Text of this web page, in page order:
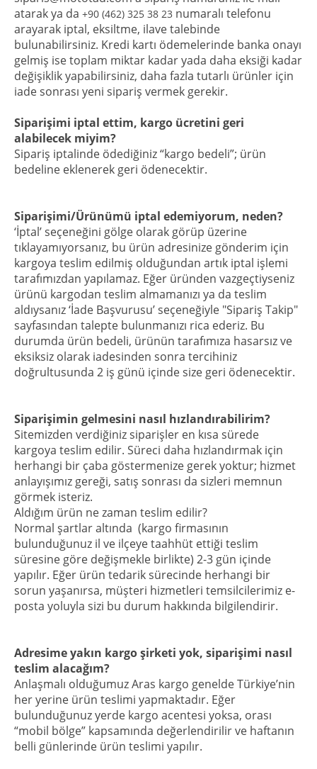
atarak ya da +90 (462) 325 38 23 numaralı telefonu
arayarak iptal, eksiltme, ilave talebinde
bulunabilirsiniz. Kredi kartı ödemelerinde banka onayı
gelmiş ise toplam miktar kadar yada daha eksiği kadar
değişiklik yapabilirsiniz, daha fazla tutarlı ürünler için
iade sonrası yeni sipariş vermek gerekir.
Siparişimi iptal ettim, kargo ücretini geri
alabilecek miyim?
Sipariş iptalinde ödediğiniz “kargo bedeli”; ürün
bedeline eklenerek geri ödenecektir.
Siparişimi/Ürünümü iptal edemiyorum, neden?
‘İptal’ seçeneğini gölge olarak görüp üzerine
tıklayamıyorsanız, bu ürün adresinize gönderim için
kargoya teslim edilmiş olduğundan artık iptal işlemi
tarafımızdan yapılamaz. Eğer üründen vazgeçtiyseniz
ürünü kargodan teslim almamanızı ya da teslim
aldıysanız ‘İade Başvurusu’ seçeneğiyle "Sipariş Takip"
sayfasından talepte bulunmanızı rica ederiz. Bu
durumda ürün bedeli, ürünün tarafımıza hasarsız ve
eksiksiz olarak iadesinden sonra tercihiniz
doğrultusunda 2 iş günü içinde size geri ödenecektir.
Siparişimin gelmesini nasıl hızlandırabilirim?
Sitemizden verdiğiniz siparişler en kısa sürede
kargoya teslim edilir. Süreci daha hızlandırmak için
herhangi bir çaba göstermenize gerek yoktur; hizmet
anlayışımız gereği, satış sonrası da sizleri memnun
görmek isteriz.
Aldığım ürün ne zaman teslim edilir?
Normal şartlar altında (kargo firmasının
bulunduğunuz il ve ilçeye taahhüt ettiği teslim
süresine göre değişmekle birlikte) 2-3 gün içinde
yapılır. Eğer ürün tedarik sürecinde herhangi bir
sorun yaşanırsa, müşteri hizmetleri temsilcilerimiz e-
posta yoluyla sizi bu durum hakkında bilgilendirir.
Adresime yakın kargo şirketi yok, siparişimi nasıl
teslim alacağım?
Anlaşmalı olduğumuz Aras kargo genelde Türkiye’nin
her yerine ürün teslimi yapmaktadır. Eğer
bulunduğunuz yerde kargo acentesi yoksa, orası
“mobil bölge” kapsamında değerlendirilir ve haftanın
belli günlerinde ürün teslimi yapılır.